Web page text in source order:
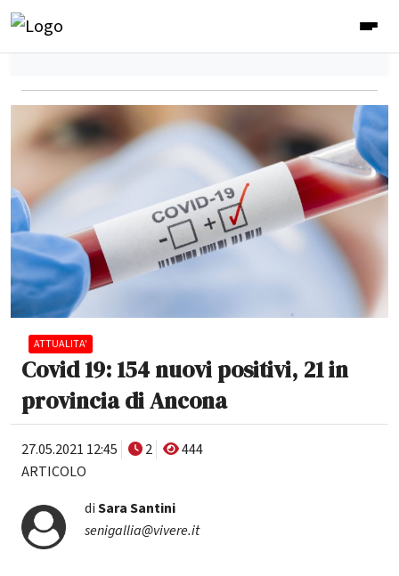
ATTUALITA'
Covid 19: 154 nuovi positivi, 21 in
provincia di Ancona
27.05.2021 12:45 2
444
ARTICOLO
diSara Santini
senigallia@vivere.it